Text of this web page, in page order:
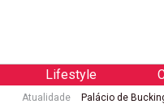
Lifestyle
Atualidade Palácio de